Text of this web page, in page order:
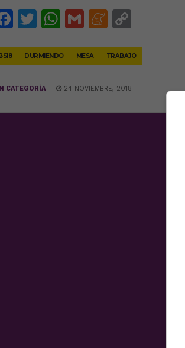
Facebook
Twitter
WhatsApp
GmailMeneame
DURMIENDO MESA TRABAJO
CATEGORÍA 24 NOVIEMBRE, 2018